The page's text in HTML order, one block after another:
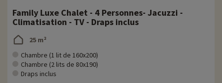
Family Luxe Chalet - 4 Personnes- Jacuzzi -
Climatisation - TV - Draps inclus
25 m²
Chambre (1 lit de 160x200)
Chambre (2 lits de 80x190)
Draps inclus